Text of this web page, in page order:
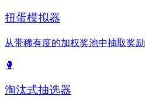
扭蛋模拟器
从带稀有度的加权奖池中抽取奖励
🥊
淘汰式抽选器